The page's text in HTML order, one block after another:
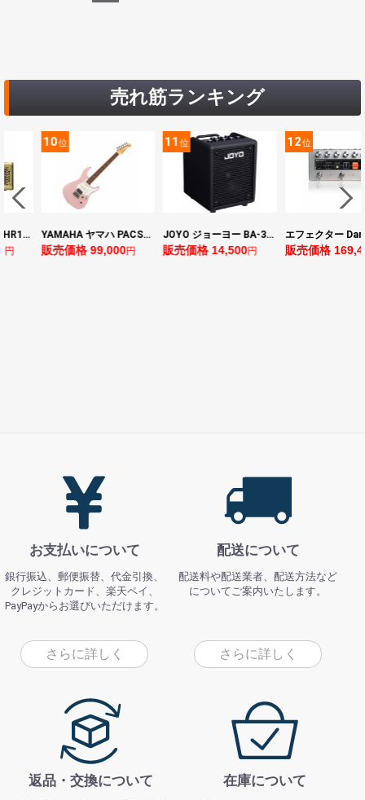
売れ筋ランキング
YAMAHA ヤマハ PACS+12 ASP Pacifica Standard Plus パシフィカスタンダードプラス エレキギター
円
11位
JOYO ジョーヨー BA-30 VIBE CUBE BLK 30W 小型ベースアンプ Bluetooth+OTGオーディオI/F搭載
販売価格 14,500円
12位
エフェクター Darkglass Electronics Anagram ベースエフェクター プリアンプ ダークグラス アナグラム
販売価格 169,400円
13位
販売価格
お支払いについて
銀行振込、郵便振替、代金引換、
クレジットカード、楽天ペイ、
PayPayからお選びいただけます。
さらに詳しく
配送について
配送料や配送業者、配送方法など
についてご案内いたします。
さらに詳しく
返品・交換について 在庫について